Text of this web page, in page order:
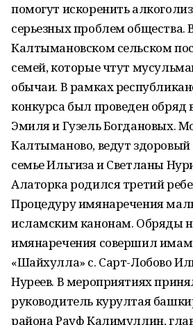
помогут искоренить
серьезных проблем общества.
Калтымановском сельском
семей, которые чтут
обычаи. В рамках
конкурса был проведен обряд
Эмиля и Гузель Богдановых.
Калтыманово, ведут здоровый
семье Ильгиза и Светланы
Алаторка родился третий
Процедуру имянаречения
исламским канонам. Обряды
имянаречения совершил
«Шайхулла» с. Сарт-Лобово
Нуреев. В мероприятиях
руководитель курултая
района Рауф Калимуллин,